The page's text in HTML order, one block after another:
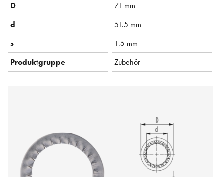
D
71 mm
d
51.5 mm
s
1.5 mm
Produktgruppe
Zubehör